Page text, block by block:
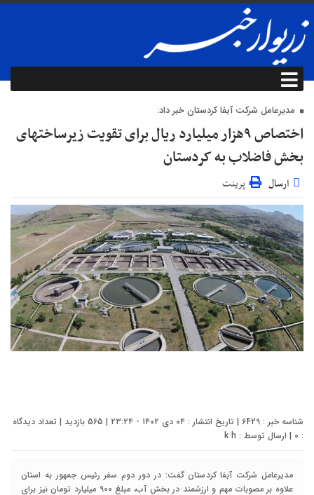
مدیرعامل شرکت آبفا کردستان خبر داد:
اختصاص ۹هزار میلیارد ریال برای تقویت زیرساختهای
بخش فاضلاب به کردستان
ارسال پرینت
شناسه خبر : 6429 | تاریخ انتشار : ۰۴ دی ۱۴۰۲ - ۲۳:۲۴ | 565 بازدید | تعداد دیدگاه
:
0 | ارسال توسط : k h
مدیرعامل شرکت آبفا کردستان گفت: در دور دوم سفر رئیس جمهور به استان
علاوه بر مصوبات مهم و ارزشمند در بخش آب، مبلغ 900 میلیارد تومان نیز برای